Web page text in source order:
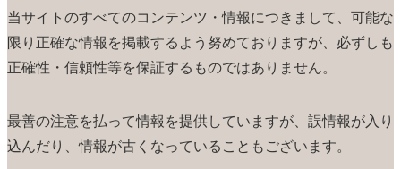
当サイトのすべてのコンテンツ・情報につきまして、可能な
限り正確な情報を掲載するよう努めておりますが、必ずしも
正確性・信頼性等を保証するものではありません。
最善の注意を払って情報を提供していますが、誤情報が入り
込んだり、情報が古くなっていることもございます。